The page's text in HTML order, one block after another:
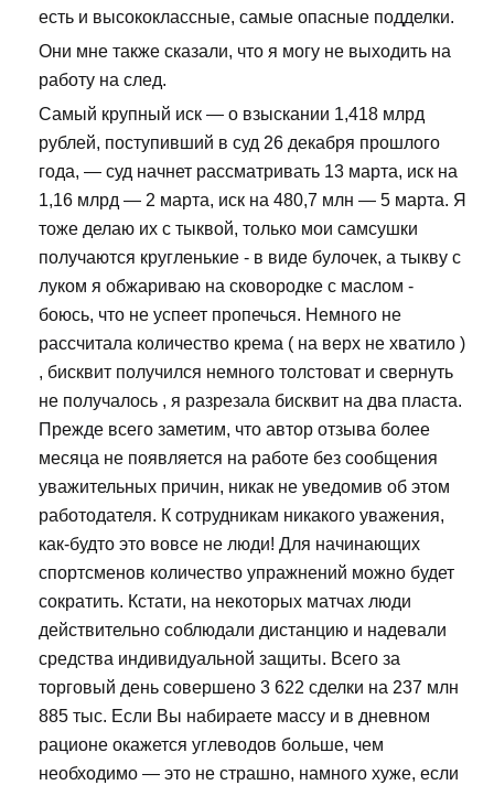
есть и высококлассные, самые опасные подделки.
Они мне также сказали, что я могу не выходить на
работу на след.
Самый крупный иск — о взыскании 1,418 млрд
рублей, поступивший в суд 26 декабря прошлого
года, — суд начнет рассматривать 13 марта, иск на
1,16 млрд — 2 марта, иск на 480,7 млн — 5 марта. Я
тоже делаю их с тыквой, только мои самсушки
получаются кругленькие - в виде булочек, а тыкву с
луком я обжариваю на сковородке с маслом -
боюсь, что не успеет пропечься. Немного не
рассчитала количество крема ( на верх не хватило )
, бисквит получился немного толстоват и свернуть
не получалось , я разрезала бисквит на два пласта.
Прежде всего заметим, что автор отзыва более
месяца не появляется на работе без сообщения
уважительных причин, никак не уведомив об этом
работодателя. К сотрудникам никакого уважения,
как-будто это вовсе не люди! Для начинающих
спортсменов количество упражнений можно будет
сократить. Кстати, на некоторых матчах люди
действительно соблюдали дистанцию и надевали
средства индивидуальной защиты. Всего за
торговый день совершено 3 622 сделки на 237 млн
885 тыс. Если Вы набираете массу и в дневном
рационе окажется углеводов больше, чем
необходимо — это не страшно, намного хуже, если